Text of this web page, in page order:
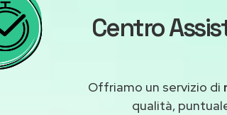
Centro
Offriamo un servizio di
qualità,